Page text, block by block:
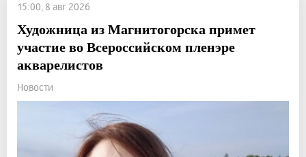
15:00, 8 авг 2026
Художница из Магнитогорска примет
участие во Всероссийском пленэре
акварелистов
Новости